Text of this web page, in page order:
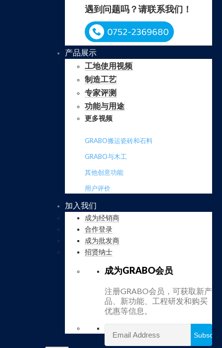
遇到问题吗？请联系我们！
产品展示
工地使用视频
制造工艺
专家评测
功能与用途
更多视频
GRABO搬运瓷砖和石料
GRABO与木工
其他创意功能
用户评价
加入我们
成为经销商
合作登录
成为批发商
招贤纳士
成为GRABO会员
注册GRABO会员，可获取新产
品、新功能、工程研发和购买
优惠等信息。